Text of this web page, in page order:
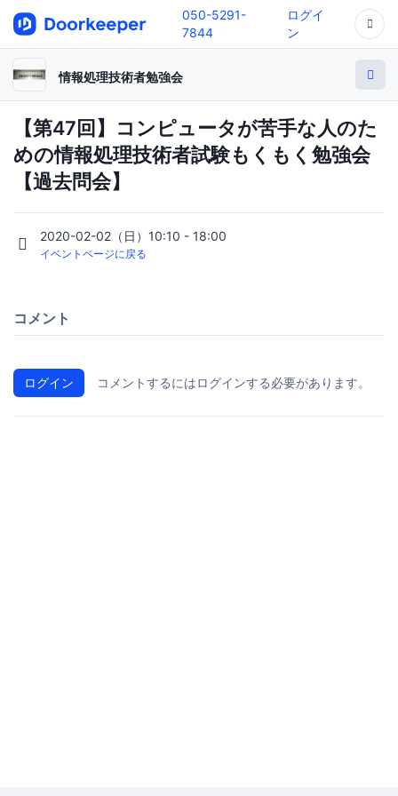
050-5291-
7844
ログイ
ン
情報処理技術者勉強会
【第47回】コンピュータが苦手な人のた
めの情報処理技術者試験もくもく勉強会
【過去問会】
2020-02-02（日）10:10 - 18:00
イベントページに戻る
コメント
ログイン コメントするにはログインする必要があります。